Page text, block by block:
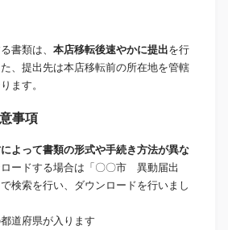
書類は、 本店移転後速やかに提出を行
、提出先は本店移転前の所在地を管轄
ます。
事項
よって書類の形式や手続き方法が異な
ードする場合は「〇〇市 異動届出
検索を行い、ダウンロードを行いまし
道府県が入ります